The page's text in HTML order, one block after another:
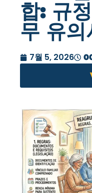
합: 규
무 유의
7월 5, 2026